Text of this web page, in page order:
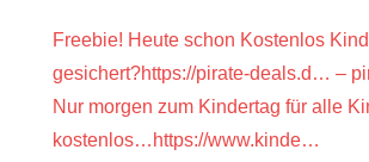
Freebie! Heute schon Kostenlos
gesichert?https://pirate-deals.d… –
Nur morgen zum Kindertag für alle
kostenlos…https://www.kinde…